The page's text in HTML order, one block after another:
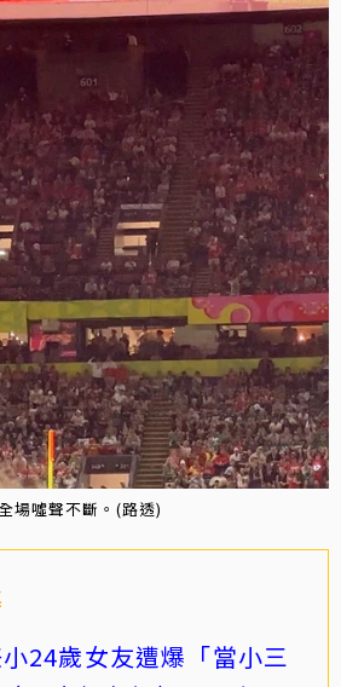
場噓聲不斷。(路透)
24歲女友遭爆「當小三